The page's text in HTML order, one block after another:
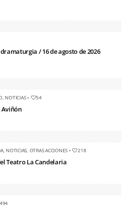
/ 16 de agosto de 2026
, NOTICIAS• 54
Aviñón
, NOTICIAS OTRAS ACCIONES • 218
Teatro La Candelaria